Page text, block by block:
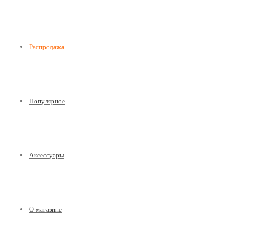
Распродажа
Популярное
Аксессуары
О магазине